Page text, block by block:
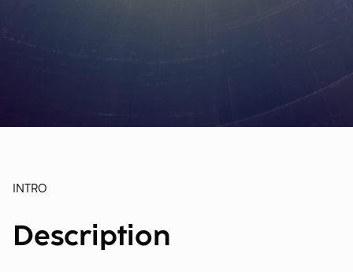
INTRO
Description